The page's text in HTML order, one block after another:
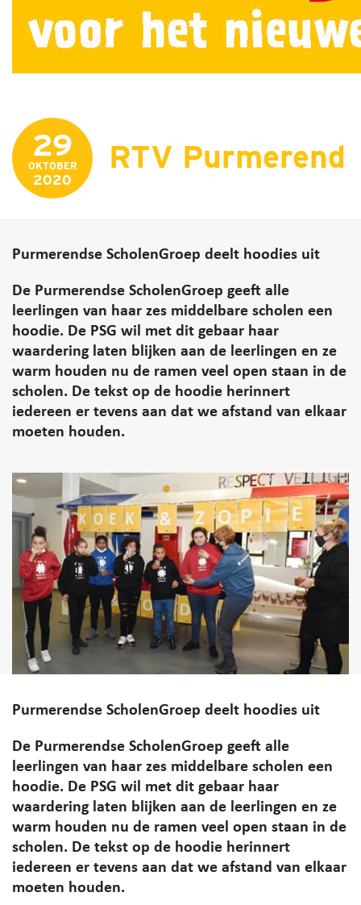
RTV Purmerend
29
OKTOBER
2020
Purmerendse ScholenGroep deelt hoodies uit
De Purmerendse ScholenGroep geeft alle
leerlingen van haar zes middelbare scholen een
hoodie. De PSG wil met dit gebaar haar
waardering laten blijken aan de leerlingen en ze
warm houden nu de ramen veel open staan in de
scholen. De tekst op de hoodie herinnert
iedereen er tevens aan dat we afstand van elkaar
moeten houden.
Purmerendse ScholenGroep deelt hoodies uit
De Purmerendse ScholenGroep geeft alle
leerlingen van haar zes middelbare scholen een
hoodie. De PSG wil met dit gebaar haar
waardering laten blijken aan de leerlingen en ze
warm houden nu de ramen veel open staan in de
scholen. De tekst op de hoodie herinnert
iedereen er tevens aan dat we afstand van elkaar
moeten houden.